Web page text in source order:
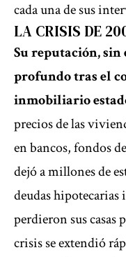
cada una de sus
LA CRISIS DE
Su reputación,
profundo tras el
inmobiliario
precios de las
en bancos, fondos
dejó a millones de
deudas hipotecarias
perdieron sus casas
crisis se extendió